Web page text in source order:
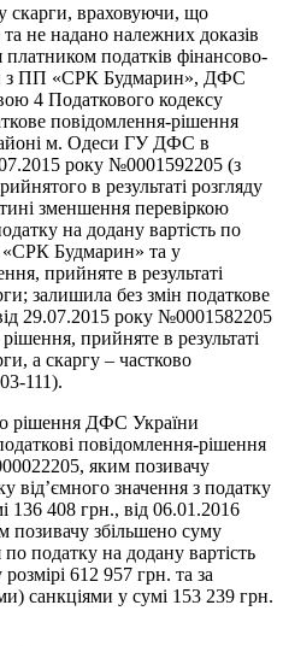
скарги, враховуючи, що
не надано належних доказів
платником податків фінансово-
з ПП «СРК Будмарин», ДФС
4 Податкового кодексу
повідомлення-рішення
м. Одеси ГУ ДФС в
року №0001592205 (з
в результаті розгляду
зменшення перевіркою
на додану вартість по
Будмарин» та у
прийняте в результаті
залишила без змін податкове
29.07.2015 року №0001582205
прийняте в результаті
а скаргу – частково
111).
рішення ДФС України
повідомлення-рішення
яким позивачу
від’ємного значення з податку
136 408 грн., від 06.01.2016
збільшено суму
податку на додану вартість
612 957 грн. та за
санкціями у сумі 153 239 грн.